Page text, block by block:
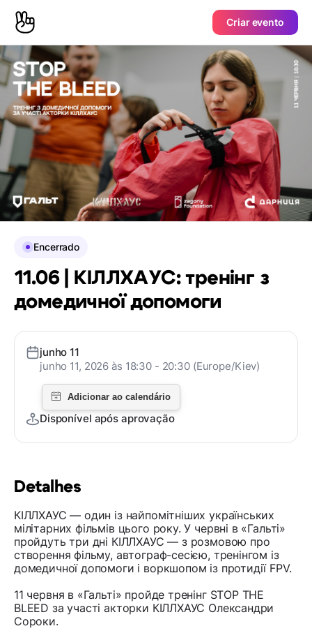
Criar evento
Detalhes
КІЛЛХАУС — один із найпомітніших українських
мілітарних фільмів цього року. У червні в «Гальті»
пройдуть три дні КІЛЛХАУС — з розмовою про
створення фільму, автограф-сесією, тренінгом із
домедичної допомоги і воркшопом із протидії FPV.
11 червня в «Гальті» пройде тренінг STOP THE
BLEED за участі акторки КІЛЛХАУС Олександри
Сороки.
Encerrado
11.06 | КІЛЛХАУС: тренінг з
домедичної допомоги
junho 11
junho 11, 2026 às 18:30 - 20:30 (Europe/Kiev)
Disponível após aprovação